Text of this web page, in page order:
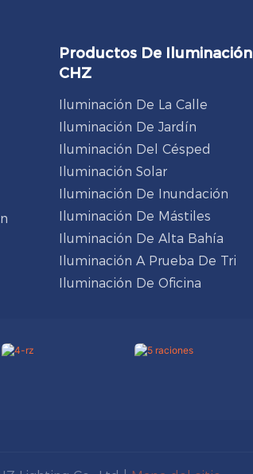
Productos De Iluminación
CHZ
Iluminación De La Calle
Iluminación De Jardín
Iluminación Del Césped
Iluminación Solar
Iluminación De Inundación
Iluminación De Mástiles
Iluminación De Alta Bahía
Iluminación A Prueba De Tri
Iluminación De Oficina